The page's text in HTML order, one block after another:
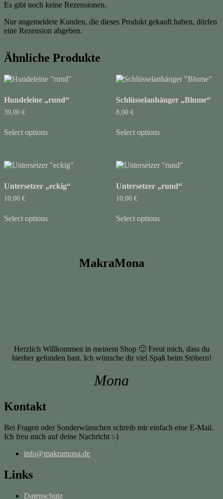
Es gibt noch keine Rezensionen.
Nur angemeldete Kunden, die dieses Produkt gekauft haben, dürfen
eine Rezension abgeben.
Ähnliche Produkte
Hundeleine „rund“
39,00 €
Select options
Schlüsselanhänger „Blume“
8,00 €
Select options
Untersetzer „eckig“
10,00 €
Select options
Untersetzer „rund“
10,00 €
Select options
MakraMona
Herzlich Willkommen in meinem Shop 🙂 Freut mich, dass du
hierher gefunden hast. Ich wünsche dir viel Spaß beim Stöbern!
Mona
Kontakt
Bei Fragen oder Sonderwünschen schreib mir einfach eine E-Mail.
Ich freu mich auf deine Nachricht :-)
info@makramona.de
Links
Datenschutz